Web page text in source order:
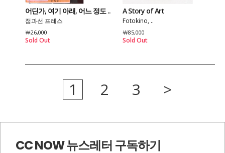
어딘가, 여기 아래, 어느 정도 ..
점과선 프레스
￦26,000
Sold Out
A Story of Art
Fotokino, ..
￦85,000
Sold Out
1 2 3 >
CC NOW 뉴스레터 구독하기